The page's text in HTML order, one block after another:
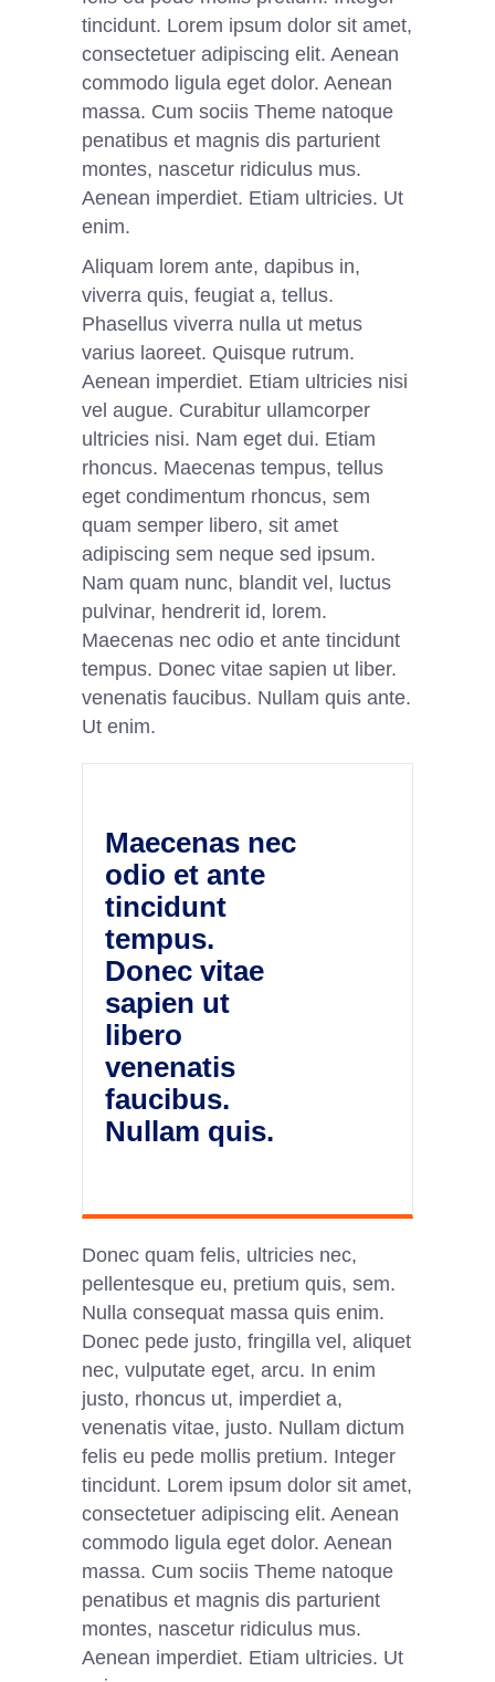
tincidunt. Lorem ipsum dolor sit amet,
consectetuer adipiscing elit. Aenean
commodo ligula eget dolor. Aenean
massa. Cum sociis Theme natoque
penatibus et magnis dis parturient
montes, nascetur ridiculus mus.
Aenean imperdiet. Etiam ultricies. Ut
enim.
Aliquam lorem ante, dapibus in,
viverra quis, feugiat a, tellus.
Phasellus viverra nulla ut metus
varius laoreet. Quisque rutrum.
Aenean imperdiet. Etiam ultricies nisi
vel augue. Curabitur ullamcorper
ultricies nisi. Nam eget dui. Etiam
rhoncus. Maecenas tempus, tellus
eget condimentum rhoncus, sem
quam semper libero, sit amet
adipiscing sem neque sed ipsum.
Nam quam nunc, blandit vel, luctus
pulvinar, hendrerit id, lorem.
Maecenas nec odio et ante tincidunt
tempus. Donec vitae sapien ut liber.
venenatis faucibus. Nullam quis ante.
Ut enim.
Maecenas nec
odio et ante
tincidunt
tempus.
Donec vitae
sapien ut
libero
venenatis
faucibus.
Nullam quis.
Donec quam felis, ultricies nec,
pellentesque eu, pretium quis, sem.
Nulla consequat massa quis enim.
Donec pede justo, fringilla vel, aliquet
nec, vulputate eget, arcu. In enim
justo, rhoncus ut, imperdiet a,
venenatis vitae, justo. Nullam dictum
felis eu pede mollis pretium. Integer
tincidunt. Lorem ipsum dolor sit amet,
consectetuer adipiscing elit. Aenean
commodo ligula eget dolor. Aenean
massa. Cum sociis Theme natoque
penatibus et magnis dis parturient
montes, nascetur ridiculus mus.
Aenean imperdiet. Etiam ultricies. Ut